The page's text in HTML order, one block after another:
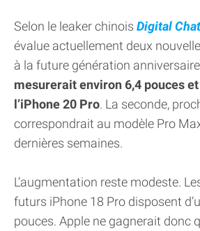
Selon le leaker chinois Digital
évalue actuellement deux
à la future génération
mesurerait environ 6,4 pouces
l’iPhone 20 Pro. La seconde,
correspondrait au modèle Pro
dernières semaines.
L’augmentation reste modeste.
futurs iPhone 18 Pro disposent
pouces. Apple ne gagnerait donc